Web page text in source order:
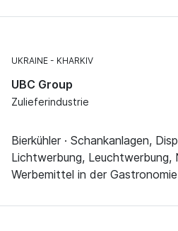
UKRAINE KHARKIV
UBC Group
Zulieferindustrie
Bierkühler · Schankanlagen,
Lichtwerbung, Leuchtwerbung,
Werbemittel in der Gastronomie